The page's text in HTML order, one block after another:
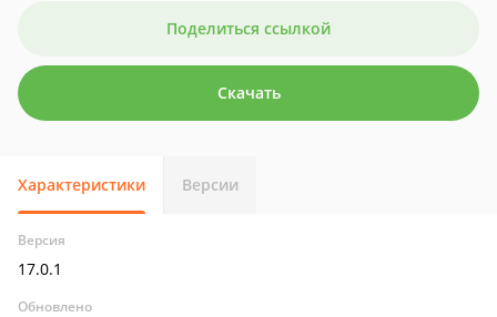
Поделиться ссылкой
Скачать
Характеристики Версии
Версия
17.0.1
Обновлено